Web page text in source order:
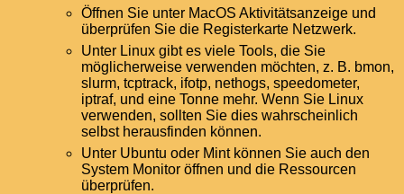
Öffnen Sie unter MacOS Aktivitätsanzeige und
überprüfen Sie die Registerkarte Netzwerk.
Unter Linux gibt es viele Tools, die Sie
möglicherweise verwenden möchten, z. B. bmon,
slurm, tcptrack, ifotp, nethogs, speedometer,
iptraf, und eine Tonne mehr. Wenn Sie Linux
verwenden, sollten Sie dies wahrscheinlich
selbst herausfinden können.
Unter Ubuntu oder Mint können Sie auch den
System Monitor öffnen und die Ressourcen
überprüfen.